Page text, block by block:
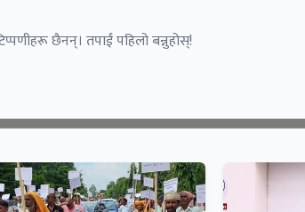
छैनन्। तपाईं पहिलो बन्नुहोस्!